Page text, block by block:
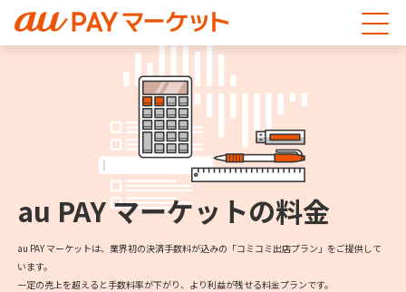
au PAY マーケットの料金
au PAY マーケットは、業界初の決済手数料が込みの「コミコミ出店プラン」をご提供して
います。
一定の売上を超えると手数料率が下がり、より利益が残せる料金プランです。